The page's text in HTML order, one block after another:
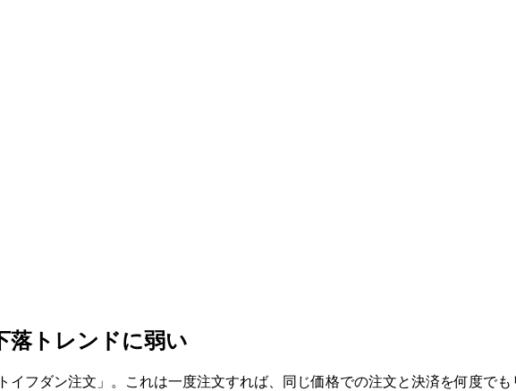
落トレンドに弱い
フダン注文」。これは一度注文すれば、同じ価格での注文と決済を何度で